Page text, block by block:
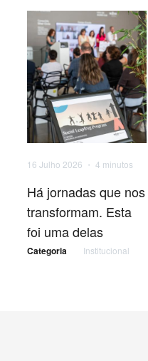
16 Julho 2026 ・ 4 minutos
Há jornadas que nos
transformam. Esta
foi uma delas
Categoria Institucional